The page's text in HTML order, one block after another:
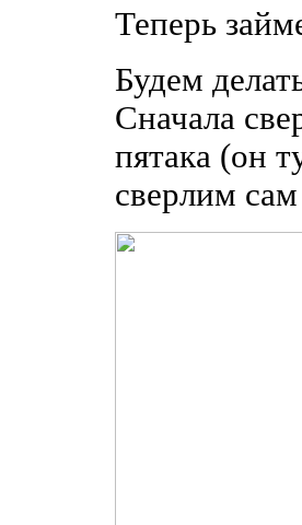
Теперь
Будем
Сначала
пятака (он
сверлим